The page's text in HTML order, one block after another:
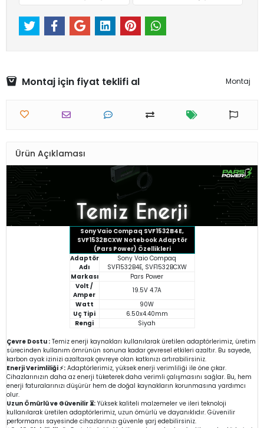
Montaj için fiyat teklifi al Montaj
Ürün Açıklaması
Sony Vaio Compaq SVF1532B4E,
SVF1532BCXW Notebook Adaptör
(Pars Power) Özellikleri
Adaptör
Adı
Sony Vaio Compaq
SVF1532B4E, SVF1532BCXW
Markası
Pars Power
Volt /
Amper
19.5V 4.7A
Watt
90W
Uç Tipi
6.50x4.40mm
Rengi
Siyah
Çevre Dostu : Temiz enerji kaynakları kullanılarak üretilen adaptörlerimiz, üretim
sürecinden kullanım ömrünün sonuna kadar çevresel etkileri azaltır. Bu sayede,
karbon ayak izinizi azaltarak çevreye olan katkınızı artırabilirsiniz.
Enerji Verimliliği ⚡: Adaptörlerimiz, yüksek enerji verimliliği ile öne çıkar.
Cihazlarınızın daha az enerji tüketerek daha verimli çalışmasını sağlar. Bu, hem
enerji faturalarınızı düşürür hem de doğal kaynakların korunmasına yardımcı
olur.
Uzun Ömürlü ve Güvenilir ⏳: Yüksek kaliteli malzemeler ve ileri teknoloji
kullanılarak üretilen adaptörlerimiz, uzun ömürlü ve dayanıklıdır. Güvenilir
performansı sayesinde cihazlarınızı güvenle şarj edebilirsiniz.